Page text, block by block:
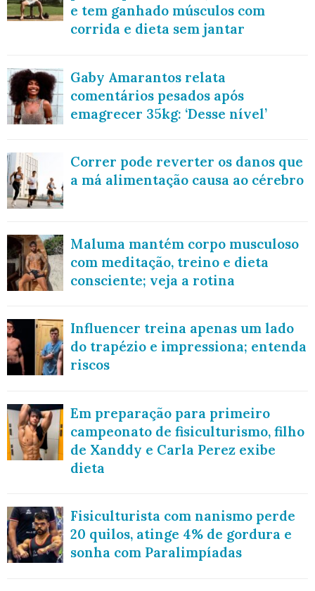
e tem ganhado músculos com
corrida e dieta sem jantar
Gaby Amarantos relata
comentários pesados após
emagrecer 35kg: ‘Desse nível’
Correr pode reverter os danos que
a má alimentação causa ao cérebro
Maluma mantém corpo musculoso
com meditação, treino e dieta
consciente; veja a rotina
Influencer treina apenas um lado
do trapézio e impressiona; entenda
riscos
Em preparação para primeiro
campeonato de fisiculturismo, filho
de Xanddy e Carla Perez exibe
dieta
Fisiculturista com nanismo perde
20 quilos, atinge 4% de gordura e
sonha com Paralimpíadas